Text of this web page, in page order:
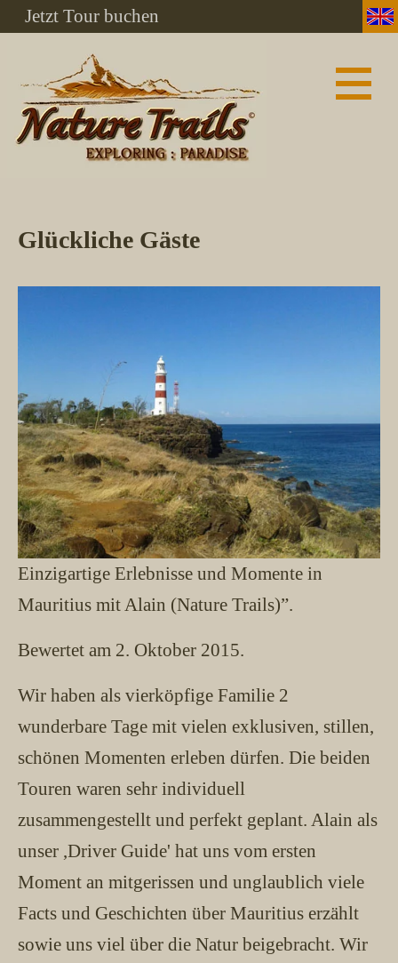
Jetzt Tour buchen
Glückliche Gäste
Einzigartige Erlebnisse und Momente in
Mauritius mit Alain (Nature Trails)”.
Bewertet am 2. Oktober 2015.
Wir haben als vierköpfige Familie 2
wunderbare Tage mit vielen exklusiven, stillen,
schönen Momenten erleben dürfen. Die beiden
Touren waren sehr individuell
zusammengestellt und perfekt geplant. Alain als
unser ,Driver Guide' hat uns vom ersten
Moment an mitgerissen und unglaublich viele
Facts und Geschichten über Mauritius erzählt
sowie uns viel über die Natur beigebracht. Wir